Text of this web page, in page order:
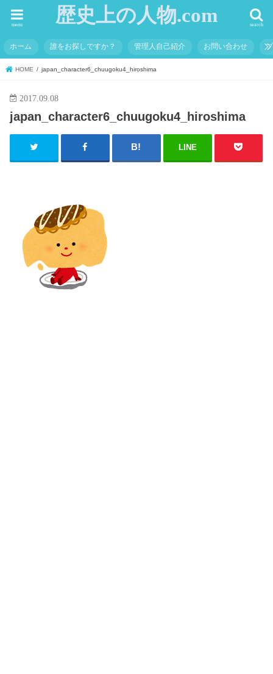
歴史上の人物.com search
menu
ホーム 誰をお探しですか？ 管理人自己紹介 お問い合わせ
HOME japan_character6_chuugoku4_hiroshima
2017.09.08
japan_character6_chuugoku4_hiroshima
LINE